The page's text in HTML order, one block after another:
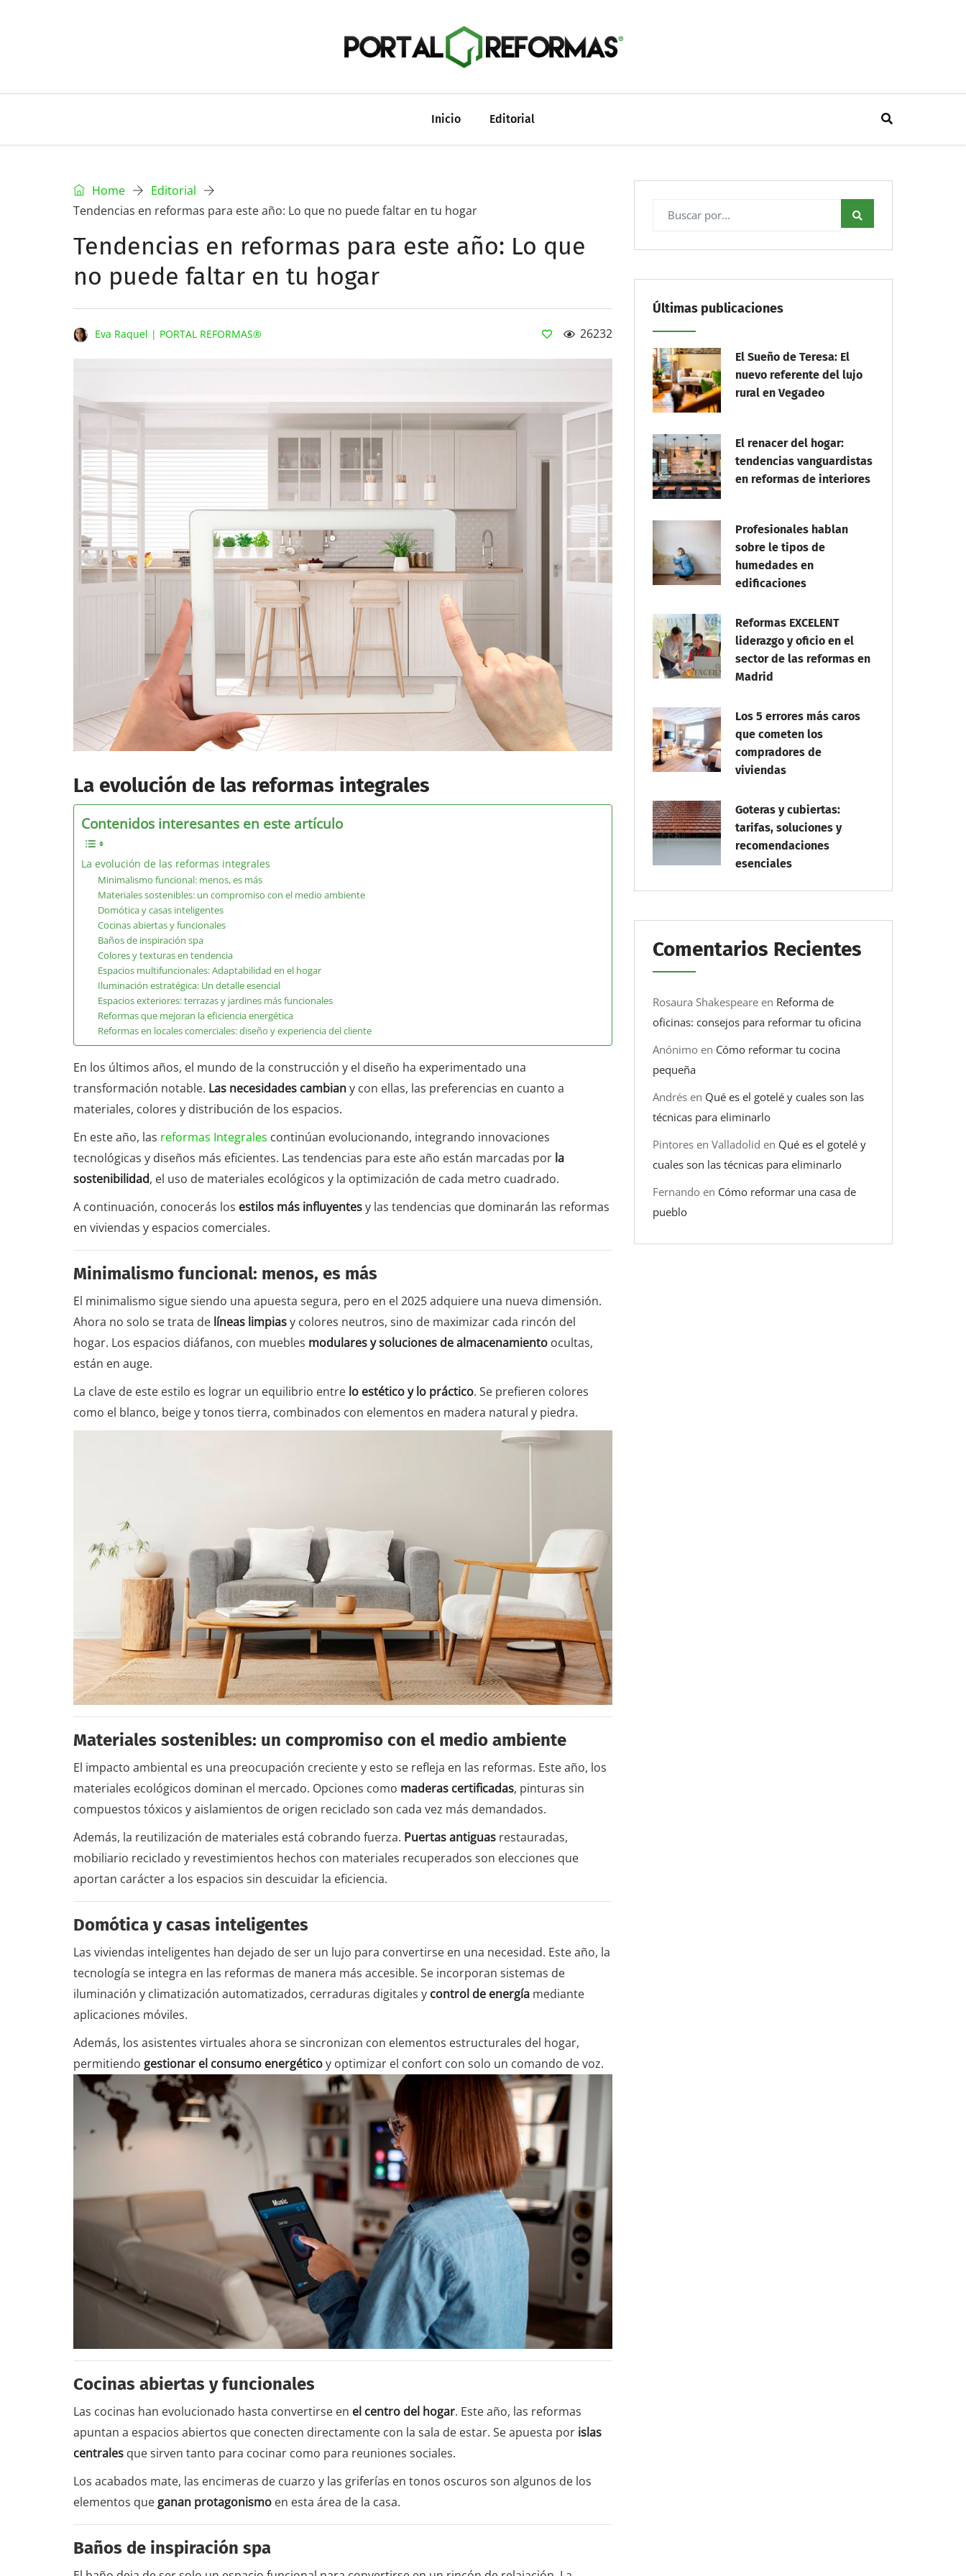
Inicio Editorial
Home
Editorial
Tendencias en reformas para este año: Lo que no puede faltar en tu hogar
Tendencias en reformas para este año: Lo que
no puede faltar en tu hogar
Eva Raquel | PORTAL REFORMAS® 26232
La evolución de las reformas integrales
Contenidos interesantes en este artículo
La evolución de las reformas integrales
Minimalismo funcional: menos, es más
Materiales sostenibles: un compromiso con el medio ambiente
Domótica y casas inteligentes
Cocinas abiertas y funcionales
Baños de inspiración spa
Colores y texturas en tendencia
Espacios multifuncionales: Adaptabilidad en el hogar
Iluminación estratégica: Un detalle esencial
Espacios exteriores: terrazas y jardines más funcionales
Reformas que mejoran la eficiencia energética
Reformas en locales comerciales: diseño y experiencia del cliente
En los últimos años, el mundo de la construcción y el diseño ha experimentado una
transformación notable. Las necesidades cambiany con ellas, las preferencias en cuanto a
materiales, colores y distribución de los espacios.
En este año, las reformas Integrales continúan evolucionando, integrando innovaciones
tecnológicas y diseños más eficientes. Las tendencias para este año están marcadas por la
sostenibilidad, el uso de materiales ecológicos y la optimización de cada metro cuadrado.
A continuación, conocerás los estilos más influyentesy las tendencias que dominarán las reformas
en viviendas y espacios comerciales.
Minimalismo funcional: menos, es más
El minimalismo sigue siendo una apuesta segura, pero en el 2025 adquiere una nueva dimensión.
Ahora no solo se trata de líneas limpiasy colores neutros, sino de maximizar cada rincón del
hogar. Los espacios diáfanos, con muebles modulares y soluciones de almacenamiento ocultas,
están en auge.
La clave de este estilo es lograr un equilibrio entre lo estético y lo práctico. Se prefieren colores
como el blanco, beige y tonos tierra, combinados con elementos en madera natural y piedra.
Materiales sostenibles: un compromiso con el medio ambiente
El impacto ambiental es una preocupación creciente y esto se refleja en las reformas. Este año, los
materiales ecológicos dominan el mercado. Opciones como maderas certificadas, pinturas sin
compuestos tóxicos y aislamientos de origen reciclado son cada vez más demandados.
Además, la reutilización de materiales está cobrando fuerza. Puertas antiguas restauradas,
mobiliario reciclado y revestimientos hechos con materiales recuperados son elecciones que
aportan carácter a los espacios sin descuidar la eficiencia.
Domótica y casas inteligentes
Las viviendas inteligentes han dejado de ser un lujo para convertirse en una necesidad. Este año, la
tecnología se integra en las reformas de manera más accesible. Se incorporan sistemas de
iluminación y climatización automatizados, cerraduras digitales y control de energía mediante
aplicaciones móviles.
Además, los asistentes virtuales ahora se sincronizan con elementos estructurales del hogar,
permitiendo gestionar el consumo energéticoy optimizar el confort con solo un comando de voz.
Cocinas abiertas y funcionales
Las cocinas han evolucionado hasta convertirse en el centro del hogar. Este año, las reformas
apuntan a espacios abiertos que conecten directamente con la sala de estar. Se apuesta por islas
centrales que sirven tanto para cocinar como para reuniones sociales.
Los acabados mate, las encimeras de cuarzo y las griferías en tonos oscuros son algunos de los
elementos que ganan protagonismo en esta área de la casa.
Baños de inspiración spa
Últimas publicaciones
El Sueño de Teresa: El
nuevo referente del lujo
rural en Vegadeo
El renacer del hogar:
tendencias vanguardistas
en reformas de interiores
Profesionales hablan
sobre le tipos de
humedades en
edificaciones
Reformas EXCELENT
liderazgo y oficio en el
sector de las reformas en
Madrid
Los 5 errores más caros
que cometen los
compradores de
viviendas
Goteras y cubiertas:
tarifas, soluciones y
recomendaciones
esenciales
Comentarios Recientes
Rosaura Shakespeare en Reforma de
oficinas: consejos para reformar tu oficina
Anónimo en Cómo reformar tu cocina
pequeña
Andrés en Qué es el gotelé y cuales son las
técnicas para eliminarlo
Pintores en Valladolid en Qué es el gotelé y
cuales son las técnicas para eliminarlo
Fernando en Cómo reformar una casa de
pueblo